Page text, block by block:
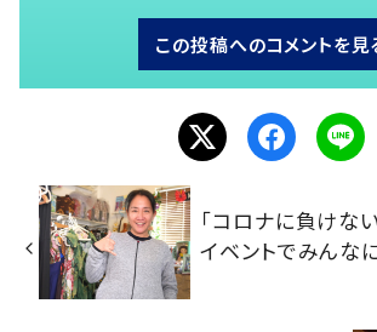
この投稿へのコメントを見
「コロナに負けな
イベントでみんな